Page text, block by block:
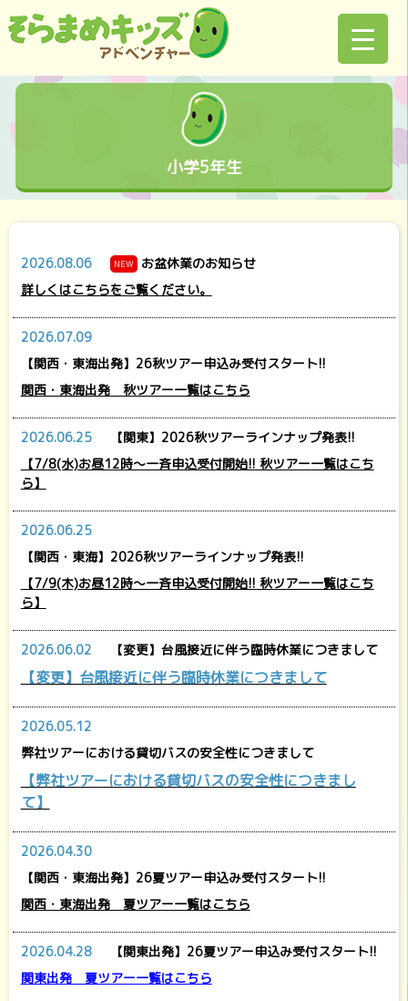
小学5年生
2026.08.06 NEW
お盆休業のお知らせ
詳しくはこちらをご覧ください。
2026.07.09
【関西・東海出発】26秋ツアー申込み受付スタート!!
関西・東海出発 秋ツアー一覧はこちら
2026.06.25
【関東】2026秋ツアーラインナップ発表!!
【7/8(水)お昼12時～一斉申込受付開始!! 秋ツアー一覧はこち
ら】
2026.06.25
【関西・東海】2026秋ツアーラインナップ発表!!
【7/9(木)お昼12時～一斉申込受付開始!! 秋ツアー一覧はこち
ら】
2026.06.02 【変更】台風接近に伴う臨時休業につきまして
【変更】台風接近に伴う臨時休業につきまして
2026.05.12
弊社ツアーにおける貸切バスの安全性につきまして
【弊社ツアーにおける貸切バスの安全性につきまし
て】
2026.04.30
【関西・東海出発】26夏ツアー申込み受付スタート!!
関西・東海出発 夏ツアー一覧はこちら
2026.04.28
【関東出発】26夏ツアー申込み受付スタート!!
関東出発 夏ツアー一覧はこちら